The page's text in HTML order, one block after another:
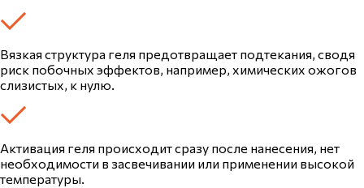
Вязкая структура геля предотвращает подтекания, сводя
риск побочных эффектов, например, химических ожогов
слизистых, к нулю.
Активация геля происходит сразу после нанесения, нет
необходимости в засвечивании или применении высокой
температуры.